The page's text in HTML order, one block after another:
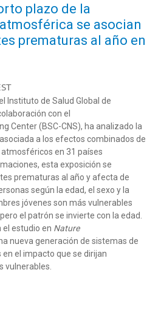
plazo de la
se asocian
prematuras al año en
Instituto de Salud Global de
con el
Center (BSC-CNS), ha analizado la
a los efectos combinados de
en 31 países
esta exposición se
prematuras al año y afecta de
según la edad, el sexo y la
jóvenes son más vulnerables
el patrón se invierte con la edad.
el estudio en Nature
nueva generación de sistemas de
el impacto que se dirijan
vulnerables.